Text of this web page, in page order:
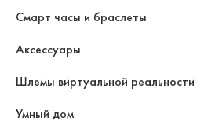
Смарт часы и браслеты
Аксессуары
Шлемы виртуальной реальности
Умный дом